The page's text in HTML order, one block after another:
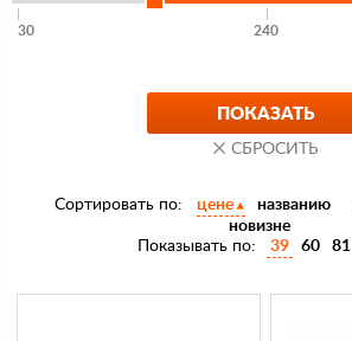
30 240
Сортировать по: цене названию
новизне
Показывать по:
39 60 81